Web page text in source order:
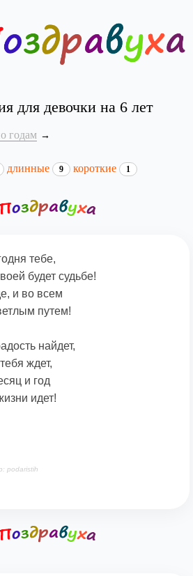
для девочки на 6 лет
годам
длинные 9 короткие 1
тебе,
будет судьбе!
и во всем
путем!
найдет,
ждет,
и год
идет!
podaristih